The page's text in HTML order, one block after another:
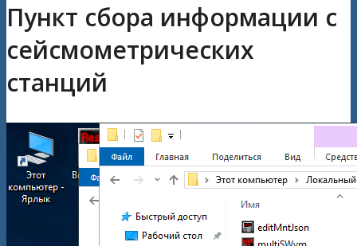
Пункт сбора информации с
сейсмометрических
станций